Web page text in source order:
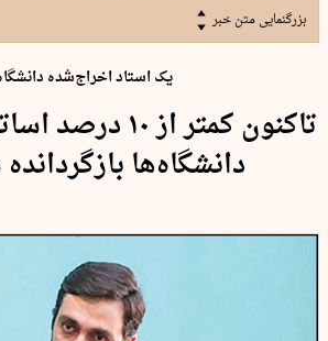
بزرگنمایی متن خبر
یک استاد اخراج‌شده
تاکنون کمتر از
دانشگاه‌ها